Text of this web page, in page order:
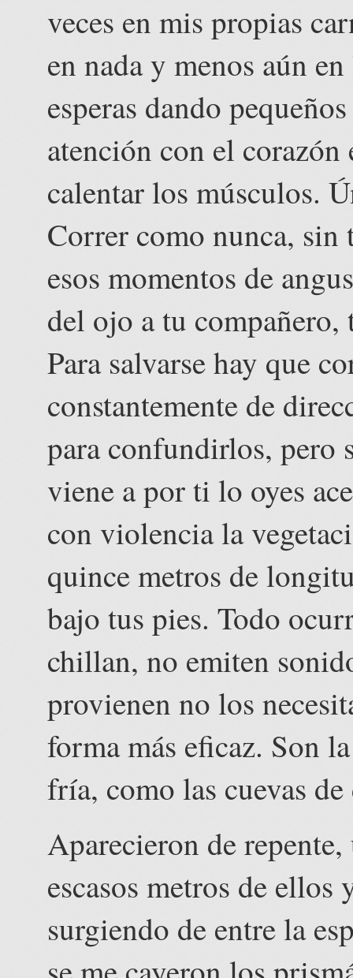
veces en mis propias
en nada y menos aún
esperas dando
atención con el
calentar los músculos.
Correr como nunca,
esos momentos de
del ojo a tu compañero,
Para salvarse hay que
constantemente de
para confundirlos, pero
viene a por ti lo oyes
con violencia la
quince metros de
bajo tus pies. Todo
chillan, no emiten
provienen no los
forma más eficaz. Son
fría, como las cuevas
Aparecieron de
escasos metros de
surgiendo de entre la